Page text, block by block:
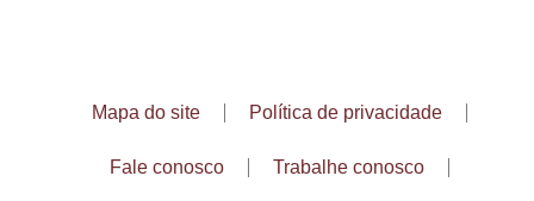
Mapa do site Política de privacidade
Fale conosco Trabalhe conosco